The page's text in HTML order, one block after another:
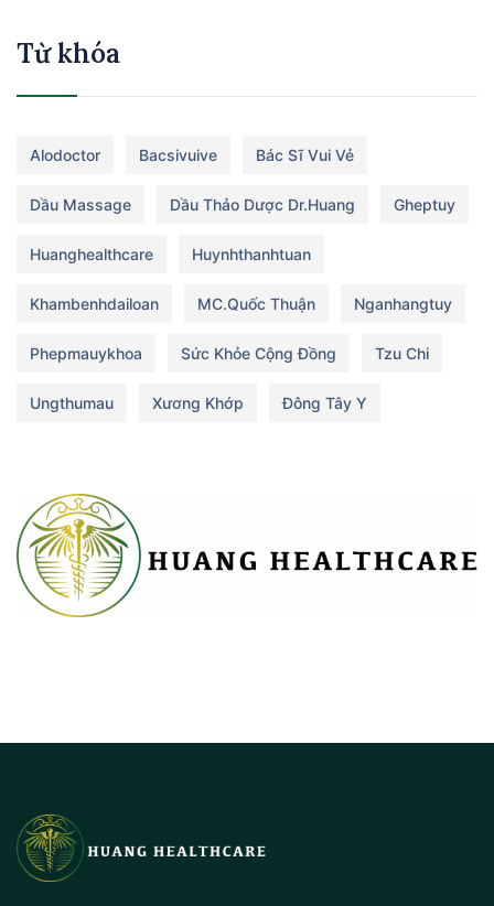
Từ khóa
Alodoctor Bacsivuive Bác Sĩ Vui Vẻ
Dầu Massage Dầu Thảo Dược Dr.huang Gheptuy
Huanghealthcare Huynhthanhtuan
Khambenhdailoan MC.Quốc Thuận Nganhangtuy
Phepmauykhoa Sức Khỏe Cộng Đồng Tzu Chi
Ungthumau Xương Khớp Đông Tây Y